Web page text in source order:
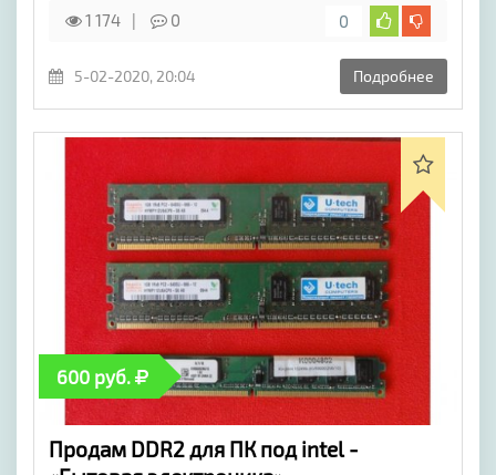
1 174 0 0
5-02-2020, 20:04 Подробнее
600 руб.
Продам DDR2 для ПК под intel -